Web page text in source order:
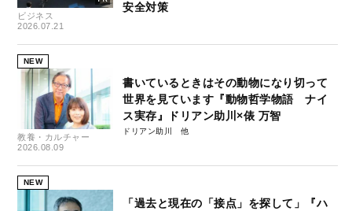
ビジネス
2026.07.21
安全対策
NEW
教養・カルチャー
2026.08.09
書いているときはその動物になり切って
世界を見ています『動物哲学物語 ナイ
ス実存』ドリアン助川×俵 万智
ドリアン助川
NEW
「過去と現在の「接点」を探して」『ハ